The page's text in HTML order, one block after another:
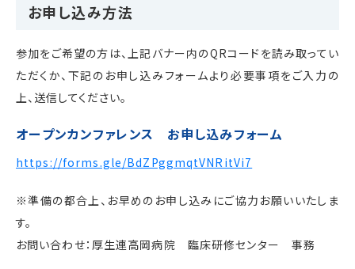
お申し込み方法
参加をご希望の方は、上記バナー内のQRコードを読み取ってい
ただくか、下記のお申し込みフォームより必要事項をご入力の
上、送信してください。
オープンカンファレンス お申し込みフォーム
https://forms.gle/BdZPggmqtVNRitVi7
※準備の都合上、お早めのお申し込みにご協力お願いいたしま
す。
お問い合わせ：厚生連高岡病院 臨床研修センター 事務